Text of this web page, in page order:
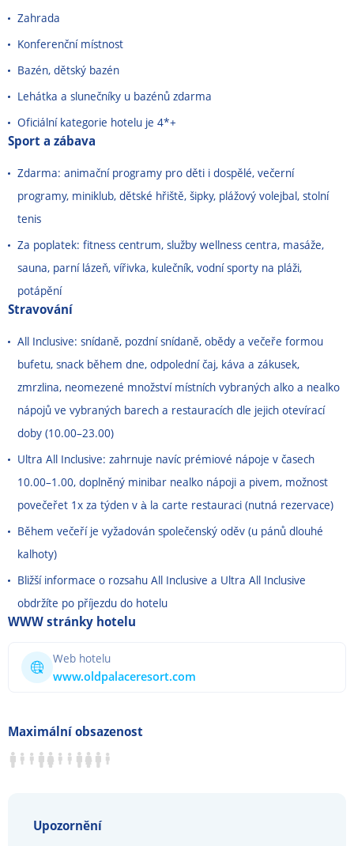
Zahrada
Konferenční místnost
Bazén, dětský bazén
Lehátka a slunečníky u bazénů zdarma
Oficiální kategorie hotelu je 4*+
Sport a zábava
Zdarma: animační programy pro děti i dospělé, večerní
programy, miniklub, dětské hřiště, šipky, plážový volejbal, stolní
tenis
Za poplatek: fitness centrum, služby wellness centra, masáže,
sauna, parní lázeň, vířivka, kulečník, vodní sporty na pláži,
potápění
Stravování
All Inclusive: snídaně, pozdní snídaně, obědy a večeře formou
bufetu, snack během dne, odpolední čaj, káva a zákusek,
zmrzlina, neomezené množství místních vybraných alko a nealko
nápojů ve vybraných barech a restauracích dle jejich otevírací
doby (10.00–23.00)
Ultra All Inclusive: zahrnuje navíc prémiové nápoje v časech
10.00–1.00, doplněný minibar nealko nápoji a pivem, možnost
povečeřet 1x za týden v à la carte restauraci (nutná rezervace)
Během večeří je vyžadován společenský oděv (u pánů dlouhé
kalhoty)
Bližší informace o rozsahu All Inclusive a Ultra All Inclusive
obdržíte po příjezdu do hotelu
WWW stránky hotelu
Web hotelu
www.oldpalaceresort.com
Maximální obsazenost
Upozornění